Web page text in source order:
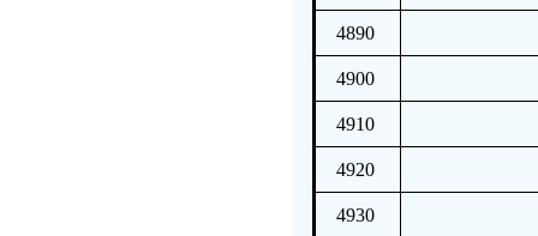
4890
4900
4910
4920
4930